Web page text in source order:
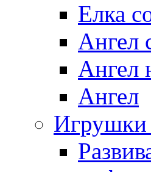
Елка
Ангел
Ангел
Ангел
Игрушки